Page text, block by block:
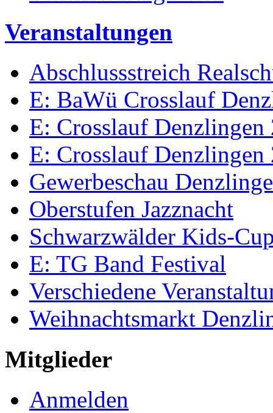
Veranstaltungen
Abschlussstreich
E: BaWü Crosslauf
E: Crosslauf Denzlingen
E: Crosslauf Denzlingen
Gewerbeschau
Oberstufen Jazznacht
Schwarzwälder Kids-
E: TG Band Festival
Verschiedene
Weihnachtsmarkt
Mitglieder
Anmelden